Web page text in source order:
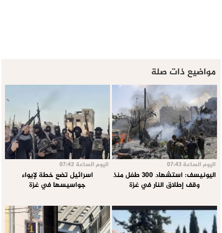
مواضيع ذات صلة
اليوم الساعة 07:43
اليونيسف: استشهاد 300 طفل منذ
وقف إطلاق النار في غزة
اليوم الساعة 07:42
اسرائيل تضع خطة لإيواء
جواسيسها في غزة